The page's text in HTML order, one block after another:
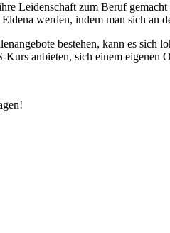
Leidenschaft zum Beruf
werden, indem man sich an
bestehen, kann es sich
Kurs anbieten, sich einem